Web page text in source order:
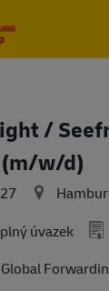
/
w/d)
úvazek
Global